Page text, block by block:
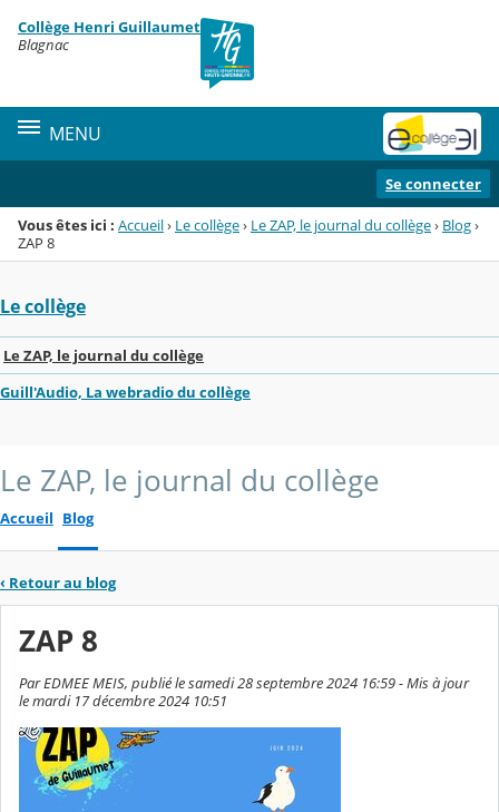
Menu de la rubrique
Contenu
Collège Henri Guillaumet
Blagnac
MENU
Se connecter
Vous êtes ici : Accueil› Le collège› Le ZAP, le journal du collège› Blog›
ZAP 8
Le collège
Le ZAP, le journal du collège
Guill'Audio, La webradio du collège
Le ZAP, le journal du collège
Accueil Blog
‹ Retour au blog
ZAP 8
Par EDMEE MEIS, publié le samedi 28 septembre 2024 16:59 - Mis à jour
le mardi 17 décembre 2024 10:51